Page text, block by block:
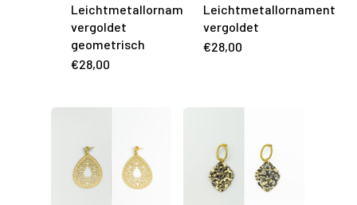
Leichtmetallornament
vergoldet
geometrisch
€28,00
Leichtmetallornament
vergoldet
€28,00